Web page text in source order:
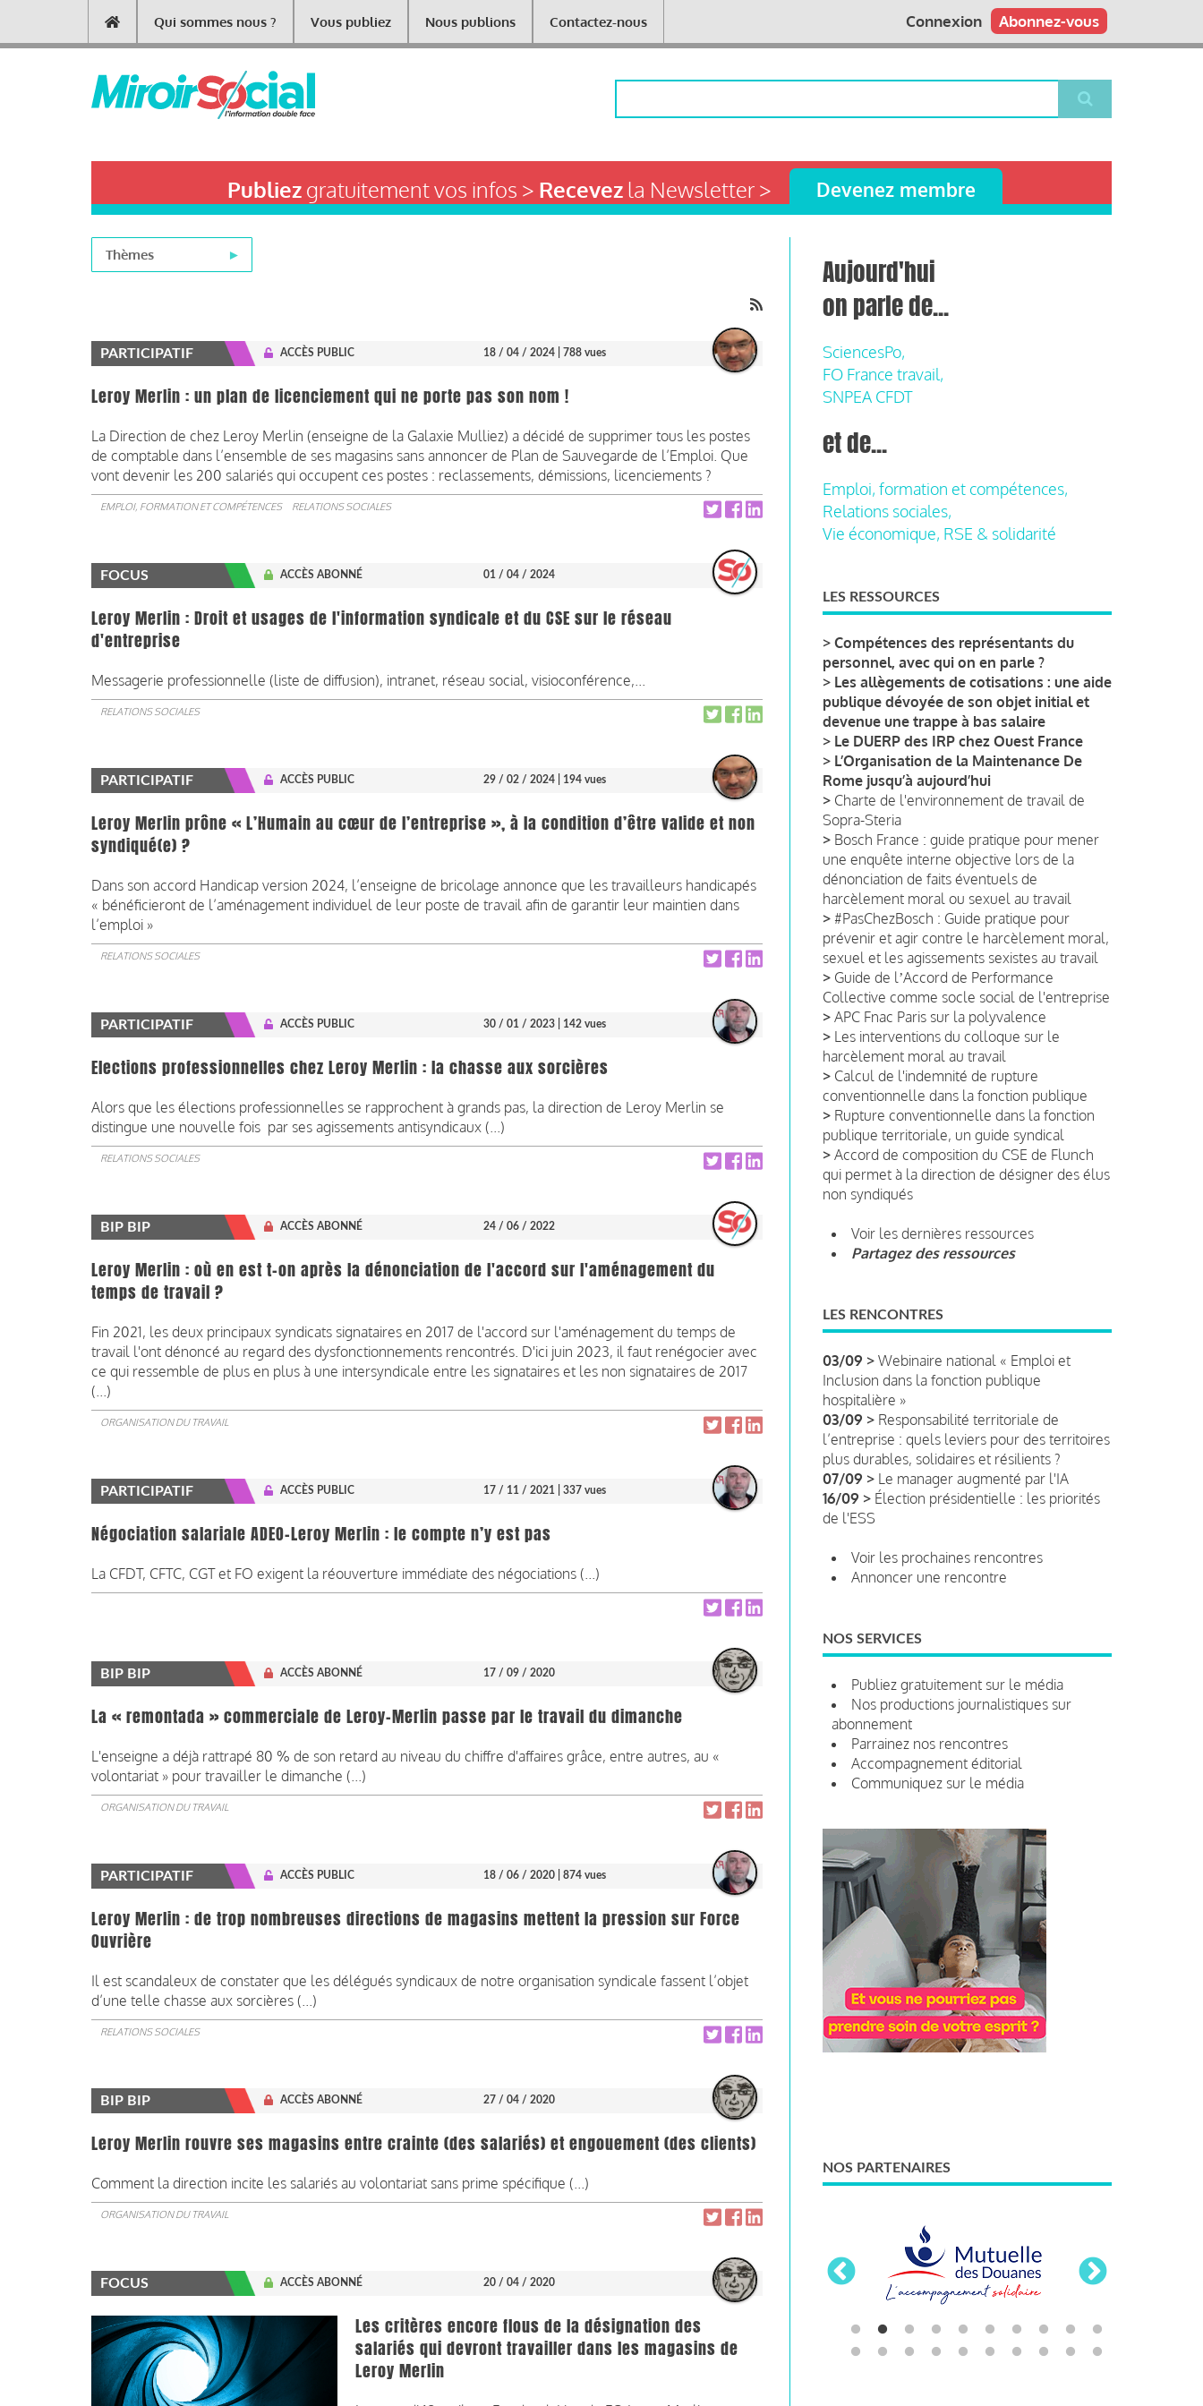
contenu
Main
navigation
Qui sommes nous ? Vous publiez Nous publions Contactez-nous Abonnez-vous
Connexion
Publiezgratuitement vos infos > Recevezla Newsletter > Devenez membre
Thèmes
PARTICIPATIF ACCÈS PUBLIC 18 / 04 / 2024 | 788 vues
Leroy Merlin : un plan de licenciement qui ne porte pas son nom !
La Direction de chez Leroy Merlin (enseigne de la Galaxie Mulliez) a décidé de supprimer tous les postes
de comptable dans l’ensemble de ses magasins sans annoncer de Plan de Sauvegarde de l’Emploi. Que
vont devenir les 200 salariés qui occupent ces postes : reclassements, démissions, licenciements ?
EMPLOI, FORMATION ET COMPÉTENCES RELATIONS SOCIALES
FOCUS ACCÈS ABONNÉ 01 / 04 / 2024
Leroy Merlin : Droit et usages de l'information syndicale et du CSE sur le réseau
d'entreprise
Messagerie professionnelle (liste de diffusion), intranet, réseau social, visioconférence,...
RELATIONS SOCIALES
PARTICIPATIF ACCÈS PUBLIC 29 / 02 / 2024 | 194 vues
Leroy Merlin prône « L’Humain au cœur de l’entreprise », à la condition d’être valide et non
syndiqué(e) ?
Dans son accord Handicap version 2024, l’enseigne de bricolage annonce que les travailleurs handicapés
« bénéficieront de l’aménagement individuel de leur poste de travail afin de garantir leur maintien dans
l’emploi »
RELATIONS SOCIALES
PARTICIPATIF ACCÈS PUBLIC 30 / 01 / 2023 | 142 vues
Elections professionnelles chez Leroy Merlin : la chasse aux sorcières
Alors que les élections professionnelles se rapprochent à grands pas, la direction de Leroy Merlin se
distingue une nouvelle fois par ses agissements antisyndicaux (...)
RELATIONS SOCIALES
BIP BIP ACCÈS ABONNÉ 24 / 06 / 2022
Leroy Merlin : où en est t-on après la dénonciation de l'accord sur l'aménagement du
temps de travail ?
Fin 2021, les deux principaux syndicats signataires en 2017 de l'accord sur l'aménagement du temps de
travail l'ont dénoncé au regard des dysfonctionnements rencontrés. D'ici juin 2023, il faut renégocier avec
ce qui ressemble de plus en plus à une intersyndicale entre les signataires et les non signataires de 2017
(...)
ORGANISATION DU TRAVAIL
PARTICIPATIF ACCÈS PUBLIC 17 / 11 / 2021 | 337 vues
Négociation salariale ADEO-Leroy Merlin : le compte n’y est pas
La CFDT, CFTC, CGT et FO exigent la réouverture immédiate des négociations (...)
BIP BIP ACCÈS ABONNÉ 17 / 09 / 2020
La « remontada » commerciale de Leroy-Merlin passe par le travail du dimanche
L'enseigne a déjà rattrapé 80 % de son retard au niveau du chiffre d'affaires grâce, entre autres, au «
volontariat » pour travailler le dimanche (...)
ORGANISATION DU TRAVAIL
PARTICIPATIF ACCÈS PUBLIC 18 / 06 / 2020 | 874 vues
Leroy Merlin : de trop nombreuses directions de magasins mettent la pression sur Force
Ouvrière
Il est scandaleux de constater que les délégués syndicaux de notre organisation syndicale fassent l’objet
d’une telle chasse aux sorcières (...)
RELATIONS SOCIALES
BIP BIP ACCÈS ABONNÉ 27 / 04 / 2020
Leroy Merlin rouvre ses magasins entre crainte (des salariés) et engouement (des clients)
Comment la direction incite les salariés au volontariat sans prime spécifique (...)
ORGANISATION DU TRAVAIL
FOCUS ACCÈS ABONNÉ 20 / 04 / 2020
Les critères encore flous de la désignation des
salariés qui devront travailler dans les magasins de
Leroy Merlin
Aujourd'hui
on parle de...
SciencesPo,
FO France travail,
SNPEA CFDT
et de...
Emploi, formation et compétences,
Relations sociales,
Vie économique, RSE & solidarité
LES RESSOURCES
> Compétences des représentants du
personnel, avec qui on en parle ?
> Les allègements de cotisations : une aide
publique dévoyée de son objet initial et
devenue une trappe à bas salaire
> Le DUERP des IRP chez Ouest France
> L’Organisation de la Maintenance De
Rome jusqu’à aujourd’hui
> Charte de l'environnement de travail de
Sopra-Steria
> Bosch France : guide pratique pour mener
une enquête interne objective lors de la
dénonciation de faits éventuels de
harcèlement moral ou sexuel au travail
> #PasChezBosch : Guide pratique pour
prévenir et agir contre le harcèlement moral,
sexuel et les agissements sexistes au travail
> Guide de lʼAccord de Performance
Collective comme socle social de l'entreprise
> APC Fnac Paris sur la polyvalence
> Les interventions du colloque sur le
harcèlement moral au travail
> Calcul de l'indemnité de rupture
conventionnelle dans la fonction publique
> Rupture conventionnelle dans la fonction
publique territoriale, un guide syndical
> Accord de composition du CSE de Flunch
qui permet à la direction de désigner des élus
non syndiqués
Voir les dernières ressources
Partagez des ressources
LES RENCONTRES
03/09 > Webinaire national « Emploi et
Inclusion dans la fonction publique
hospitalière »
03/09 > Responsabilité territoriale de
l’entreprise : quels leviers pour des territoires
plus durables, solidaires et résilients ?
07/09 > Le manager augmenté par l'IA
16/09 > Élection présidentielle : les priorités
de l'ESS
Voir les prochaines rencontres
Annoncer une rencontre
NOS SERVICES
Publiez gratuitement sur le média
Nos productions journalistiques sur
abonnement
Parrainez nos rencontres
Accompagnement éditorial
Communiquez sur le média
NOS PARTENAIRES